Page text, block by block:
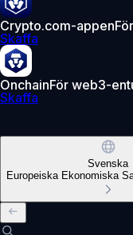
Crypto.com-appen
Skaffa
OnchainFör web3-
Skaffa
Svenska
Europeiska Ekonomiska